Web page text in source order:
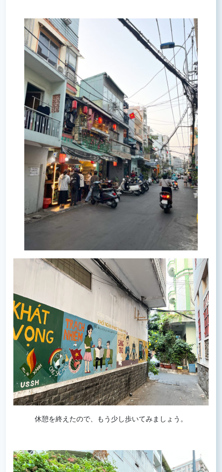
休憩を終えたので、もう少し歩いてみましょう。